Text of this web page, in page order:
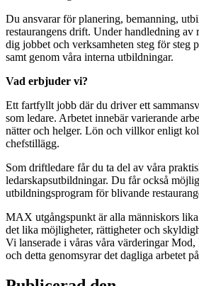
Du ansvarar för planering, bemanning,
restaurangens drift. Under handledning av
dig jobbet och verksamheten steg för steg
samt genom våra interna utbildningar.
Vad erbjuder vi?
Ett fartfyllt jobb där du driver ett
som ledare. Arbetet innebär varierande
nätter och helger. Lön och villkor enligt
chefstillägg.
Som driftledare får du ta del av våra
ledarskapsutbildningar. Du får också
utbildningsprogram för blivande
MAX utgångspunkt är alla människors
det lika möjligheter, rättigheter och
Vi lanserade i våras våra värderingar Mod,
och detta genomsyrar det dagliga arbetet